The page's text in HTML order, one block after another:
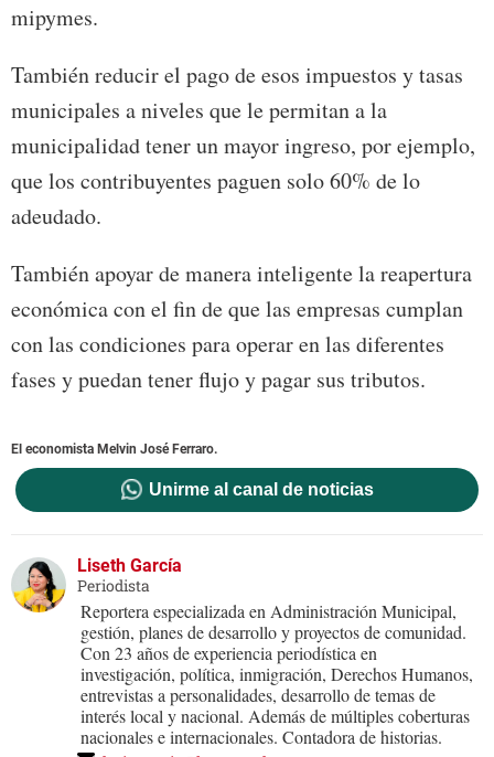
mipymes.
También reducir el pago de esos impuestos y tasas
municipales a niveles que le permitan a la
municipalidad tener un mayor ingreso, por ejemplo,
que los contribuyentes paguen solo 60% de lo
adeudado.
También apoyar de manera inteligente la reapertura
económica con el fin de que las empresas cumplan
con las condiciones para operar en las diferentes
fases y puedan tener flujo y pagar sus tributos.
El economista Melvin José Ferraro.
Unirme al canal de noticias
Liseth García
Periodista
Reportera especializada en Administración Municipal,
gestión, planes de desarrollo y proyectos de comunidad.
Con 23 años de experiencia periodística en
investigación, política, inmigración, Derechos Humanos,
entrevistas a personalidades, desarrollo de temas de
interés local y nacional. Además de múltiples coberturas
nacionales e internacionales. Contadora de historias.